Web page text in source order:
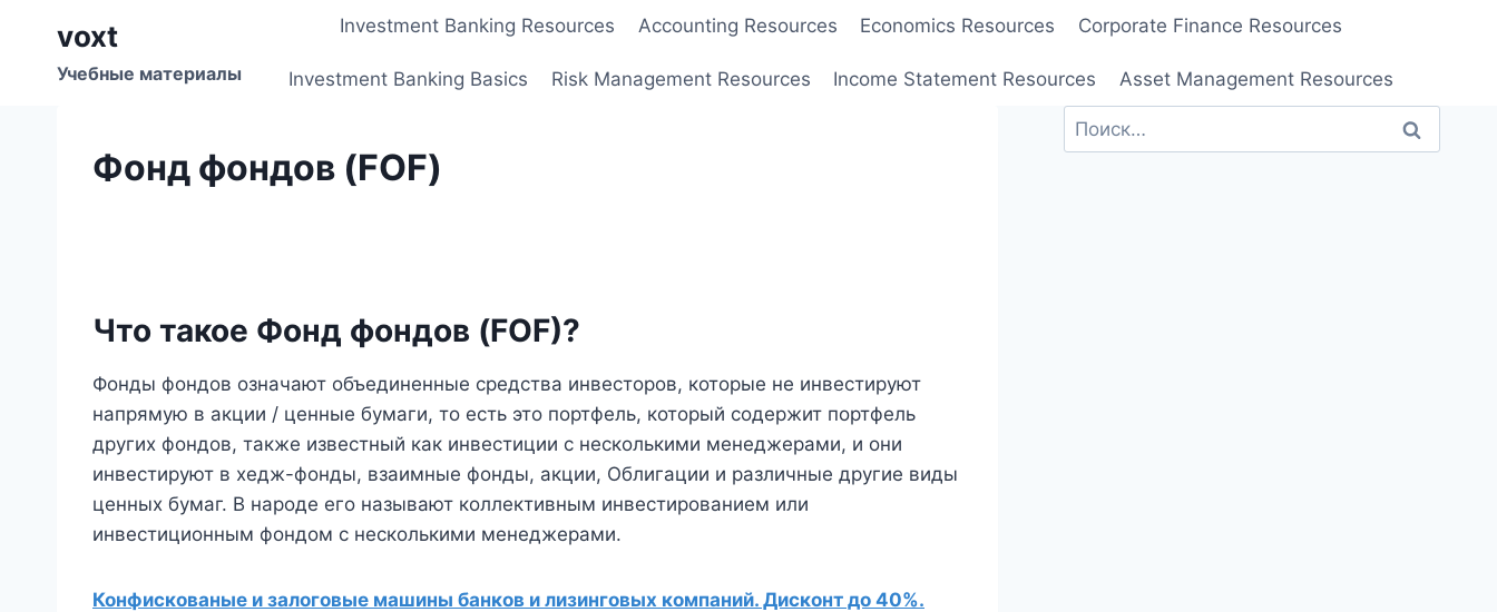
содержимому
voxt
Учебные материалы
Investment Banking Resources Accounting Resources Economics Resources Corporate Finance Resources
Investment Banking Basics Risk Management Resources Income Statement Resources Asset Management Resources
Фонд фондов (FOF)
Что такое Фонд фондов (FOF)?
Фонды фондов означают объединенные средства инвесторов, которые не инвестируют
напрямую в акции / ценные бумаги, то есть это портфель, который содержит портфель
других фондов, также известный как инвестиции с несколькими менеджерами, и они
инвестируют в хедж-фонды, взаимные фонды, акции, Облигации и различные другие виды
ценных бумаг. В народе его называют коллективным инвестированием или
инвестиционным фондом с несколькими менеджерами.
Конфискованые и залоговые машины банков и лизинговых компаний. Дисконт до 40%.
Найти: